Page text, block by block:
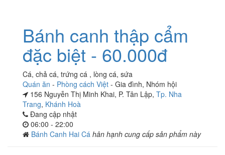
Bánh canh thập cẩm
đặc biệt - 60.000đ
Cá, chả cá, trứng cá , lòng cá, sứa
Quán ăn - Phòng cách Việt - Gia đình, Nhóm hội
156 Nguyễn Thị Minh Khai, P. Tân Lập, Tp. Nha
Trang, Khánh Hoà
Đang cập nhật
06:00 - 22:00
Bánh Canh Hai Cá hân hạnh cung cấp sản phẩm này